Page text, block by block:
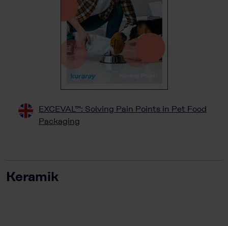
EXCEVAL™: Solving Pain Points in Pet Food
Packaging
Keramik